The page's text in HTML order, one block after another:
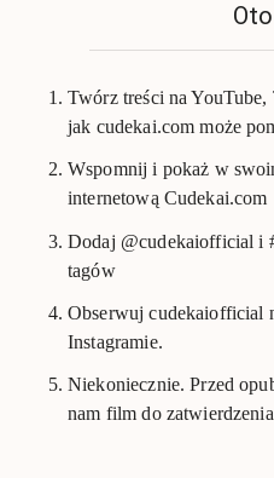
Twórz treści na
jak cudekai.com może
Wspomnij i pokaż w
internetową Cudekai.com
Dodaj @cudekaiofficial i
tagów
Obserwuj cudekaiofficial
Instagramie.
Niekoniecznie. Przed
nam film do